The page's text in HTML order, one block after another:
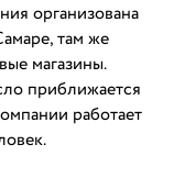
организована
там же
магазины.
приближается
работает